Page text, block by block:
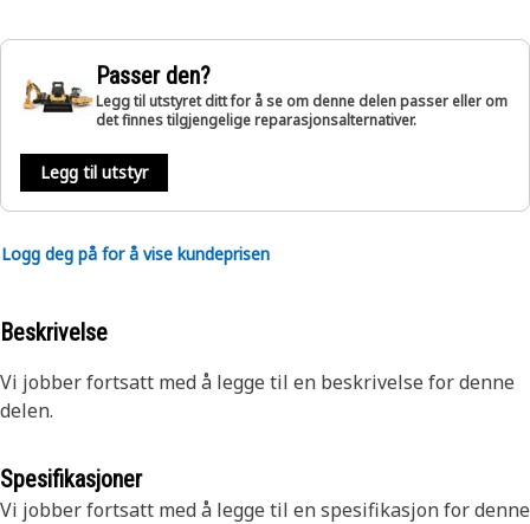
Passer den?
Legg til utstyret ditt for å se om denne delen passer eller om
det finnes tilgjengelige reparasjonsalternativer.
Legg til utstyr
Logg deg på for å vise kundeprisen
Beskrivelse
Vi jobber fortsatt med å legge til en beskrivelse for denne
delen.
Spesifikasjoner
Vi jobber fortsatt med å legge til en spesifikasjon for denne